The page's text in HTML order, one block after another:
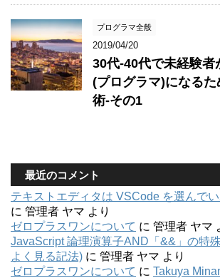
プログラマ全般
2019/04/20
30代-40代で未経験者
(プログラマ)になる
術-その1
最近のコメント
テキストエディタは VSCode を選んで
に 管理者 ヤマ より
ゼロプラスワンについて に 管理者 ヤマ
JavaScript 論理演算子AND「&&」の特
よく見る記法) に 管理者 ヤマ より
ゼロプラスワンについて に Takuya